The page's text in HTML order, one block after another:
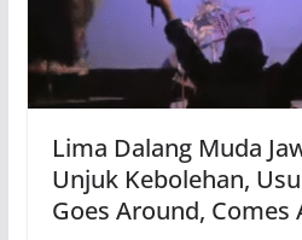
Lima Dalang Muda
Unjuk Kebolehan,
Goes Around, Comes